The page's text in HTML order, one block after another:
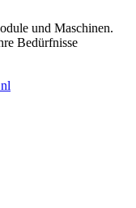
und Maschinen.
Bedürfnisse